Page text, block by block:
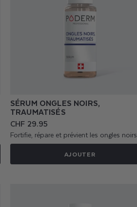
SÉRUM ONGLES NOIRS,
TRAUMATISÉS
Prix
habituel
CHF 29.95
Fortifie, répare et prévient les ongles noirs
AJOUTER